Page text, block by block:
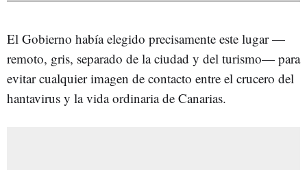
El Gobierno había elegido precisamente este lugar —
remoto, gris, separado de la ciudad y del turismo— para
evitar cualquier imagen de contacto entre el crucero del
hantavirus y la vida ordinaria de Canarias.